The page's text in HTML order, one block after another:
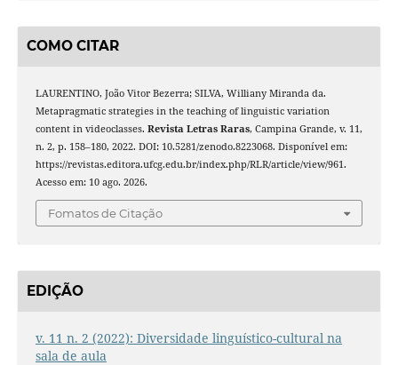
COMO CITAR
LAURENTINO, João Vitor Bezerra; SILVA, Williany Miranda da.
Metapragmatic strategies in the teaching of linguistic variation
content in videoclasses. Revista Letras Raras, Campina Grande, v. 11,
n. 2, p. 158–180, 2022. DOI: 10.5281/zenodo.8223068. Disponível em:
https://revistas.editora.ufcg.edu.br/index.php/RLR/article/view/961.
Acesso em: 10 ago. 2026.
Fomatos de Citação
EDIÇÃO
v. 11 n. 2 (2022): Diversidade linguístico-cultural na
sala de aula